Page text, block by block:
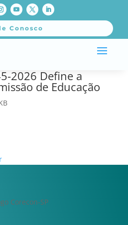
Conosco
2026 Define a
de Educação